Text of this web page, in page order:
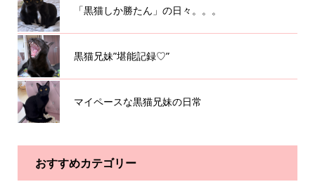
「黒猫しか勝たん」の日々。。。
黒猫兄妹”堪能記録♡”
マイペースな黒猫兄妹の日常
おすすめカテゴリー